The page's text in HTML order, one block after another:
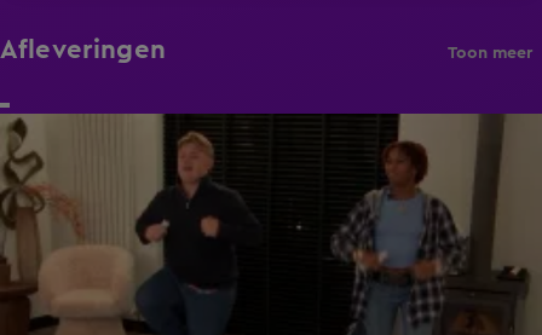
Afleveringen Toon meer
21:50